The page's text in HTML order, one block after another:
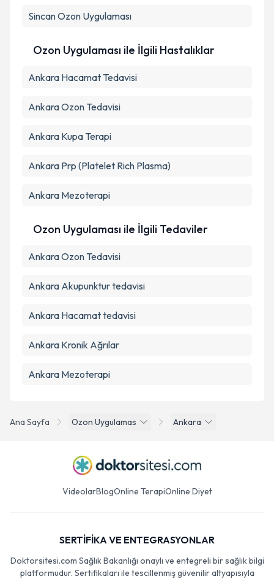
Ana Sayfa Ozon Uygulamas Ankara
SincanOzon Uygulaması
Ozon Uygulaması ile İlgili Hastalıklar
Ankara Hacamat Tedavisi
Ankara Ozon Tedavisi
Ankara Kupa Terapi
Ankara Prp (Platelet Rich Plasma)
Ankara Mezoterapi
Ozon Uygulaması ile İlgili Tedaviler
Ankara Ozon Tedavisi
Ankara Akupunktur tedavisi
Ankara Hacamat tedavisi
Ankara Kronik Ağrılar
Ankara Mezoterapi
VideolarBlogOnline TerapiOnline Diyet
SERTİFİKA VE ENTEGRASYONLAR
Doktorsitesi.com Sağlık Bakanlığı onaylı ve entegreli bir sağlık bilgi
platformudur. Sertifikaları ile tescillenmiş güvenilir altyapısıyla